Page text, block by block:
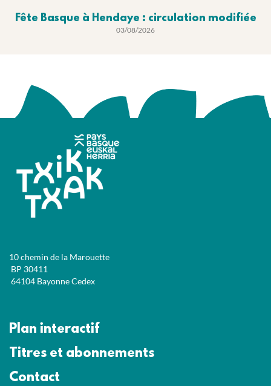
Fête Basque à Hendaye : circulation modifiée
03/08/2026
10 chemin de la Marouette
BP 30411
64104 Bayonne Cedex
Plan interactif
Titres et abonnements
Contact